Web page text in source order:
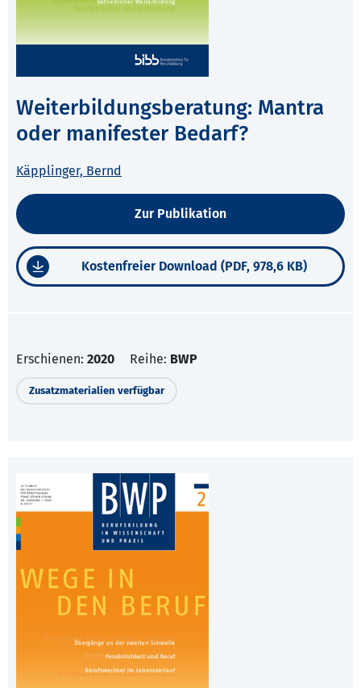
Weiterbildungsberatung: Mantra
oder manifester Bedarf?
Käpplinger, Bernd
Zur Publikation
Kostenfreier Download (PDF, 978,6 KB)
Erschienen: 2020 Reihe: BWP
Zusatzmaterialien verfügbar